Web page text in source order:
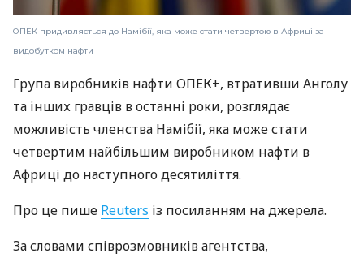
ОПЕК придивляється до Намібії, яка може стати четвертою в Африці за
видобутком нафти
Група виробників нафти ОПЕК+, втративши Анголу
та інших гравців в останні роки, розглядає
можливість членства Намібії, яка може стати
четвертим найбільшим виробником нафти в
Африці до наступного десятиліття.
Про це пише Reuters із посиланням на джерела.
За словами співрозмовників агентства,